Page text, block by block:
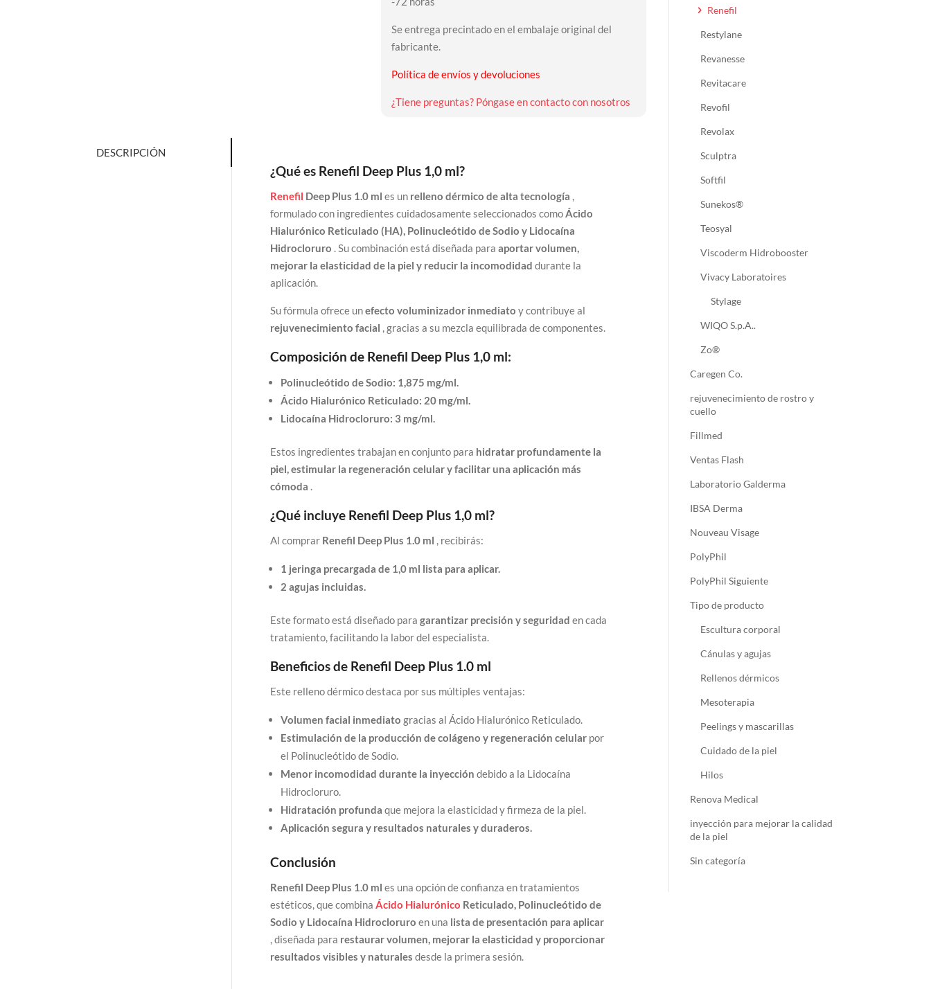
Se entrega precintado en el embalaje original del
fabricante.
Política de envíos y devoluciones
¿Tiene preguntas? Póngase en contacto con nosotros
DESCRIPCIÓN
¿Qué es Renefil Deep Plus 1,0 ml?
Renefil Deep Plus 1.0 ml es un relleno dérmico de alta tecnología ,
formulado con ingredientes cuidadosamente seleccionados comoÁcido
Hialurónico Reticulado (HA), Polinucleótido de Sodio y Lidocaína
Hidrocloruro . Su combinación está diseñada para aportar volumen,
mejorar la elasticidad de la piel y reducir la incomodidad durante la
aplicación.
Su fórmula ofrece unefecto voluminizador inmediato y contribuye al
rejuvenecimiento facial , gracias a su mezcla equilibrada de componentes.
Composición de Renefil Deep Plus 1,0 ml:
Polinucleótido de Sodio: 1,875 mg/ml.
Ácido Hialurónico Reticulado: 20 mg/ml.
Lidocaína Hidrocloruro: 3 mg/ml.
Estos ingredientes trabajan en conjunto para hidratar profundamente la
piel, estimular la regeneración celular y facilitar una aplicación más
cómoda .
¿Qué incluye Renefil Deep Plus 1,0 ml?
Al comprar Renefil Deep Plus 1.0 ml , recibirás:
1 jeringa precargada de 1,0 ml lista para aplicar.
2 agujas incluidas.
Este formato está diseñado para garantizar precisión y seguridad en cada
tratamiento, facilitando la labor del especialista.
Beneficios de Renefil Deep Plus 1.0 ml
Este relleno dérmico destaca por sus múltiples ventajas:
Volumen facial inmediato gracias al Ácido Hialurónico Reticulado.
Estimulación de la producción de colágeno y regeneración celularpor
el Polinucleótido de Sodio.
Menor incomodidad durante la inyección debido a la Lidocaína
Hidrocloruro.
Hidratación profunda que mejora la elasticidad y firmeza de la piel.
Aplicación segura y resultados naturales y duraderos.
Conclusión
Renefil Deep Plus 1.0 ml es una opción de confianza en tratamientos
estéticos, que combina Ácido Hialurónico Reticulado, Polinucleótido de
Sodio y Lidocaína Hidrocloruro en una lista de presentación para aplicar
, diseñada para restaurar volumen, mejorar la elasticidad y proporcionar
resultados visibles y naturales desde la primera sesión.
Renefil
Restylane
Revanesse
Revitacare
Revofil
Revolax
Sculptra
Softfil
Sunekos®
Teosyal
Viscoderm Hidrobooster
Vivacy Laboratoires
Stylage
WIQO S.p.A..
Zo®
Caregen Co.
rejuvenecimiento de rostro y
cuello
Fillmed
Ventas Flash
Laboratorio Galderma
IBSA Derma
Nouveau Visage
PolyPhil
PolyPhil Siguiente
Tipo de producto
Escultura corporal
Cánulas y agujas
Rellenos dérmicos
Mesoterapia
Peelings y mascarillas
Cuidado de la piel
Hilos
Renova Medical
inyección para mejorar la calidad
de la piel
Sin categoría